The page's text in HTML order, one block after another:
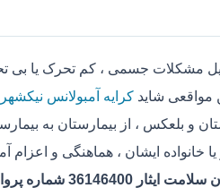
مشکلات جسمی ، کم تحرک یا بی
مواقعی شاید کرایه آمبولانس نیکشهر
و بلعکس ، از بیمارستان به
ایشان ، هماهنگی و اعزام
پروانه 3-323036